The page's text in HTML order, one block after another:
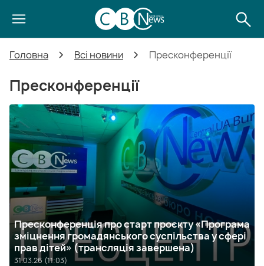
Головна Всі новини Пресконференції
Пресконференції
Пресконференція про старт проєкту «Програма
зміцнення громадянського суспільства у сфері
прав дітей» (трансляція завершена)
31.03.26 (11:03)